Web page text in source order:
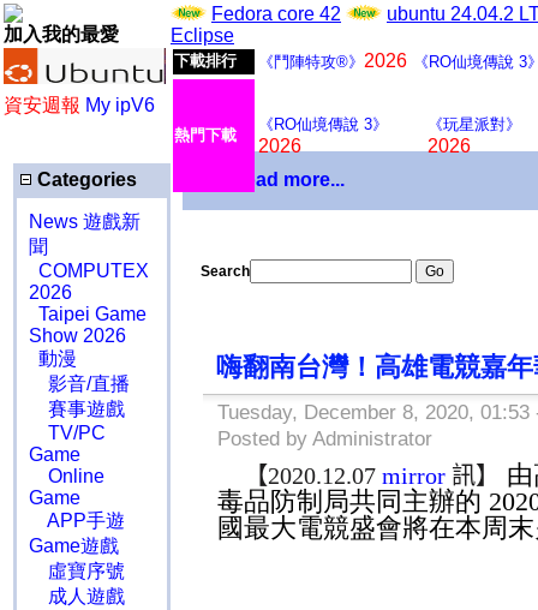
加入我的最愛
資安週報 My ipV6
Fedora core 42
ubuntu 24.04.2
Eclipse
下載排行 《鬥陣特攻®》 2026 《RO仙境傳說 3
熱門下載
《RO仙境傳說 3》
2026
《玩星派對》
2026
Categories
News 遊戲新
聞
COMPUTEX
2026
Taipei Game
Show 2026
動漫
影音/直播
賽事遊戲
TV/PC
Game
Online
Game
APP手遊
Game遊戲
虛寶序號
成人遊戲
Download more...
Search
嗨翻南台灣！高雄電競嘉
Tuesday, December 8, 2020,
Posted by Administrator
【2020.12.07 mirror 訊】
毒品防制局共同主辦的
國最大電競盛會將在本周